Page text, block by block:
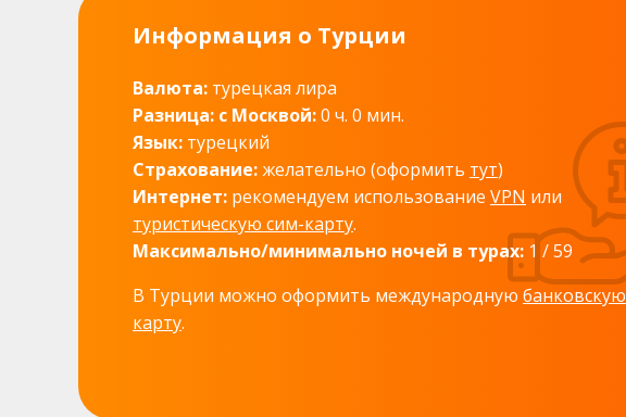
Информация о Турции
Валюта: турецкая лира
Разница: с Москвой:0 ч. 0 мин.
Язык: турецкий
Страхование:желательно (оформить тут)
Интернет: рекомендуем использование VPN или
туристическую сим-карту.
Максимально/минимально ночей в турах: 1 / 59
В Турции можно оформить международную банковскую
карту.